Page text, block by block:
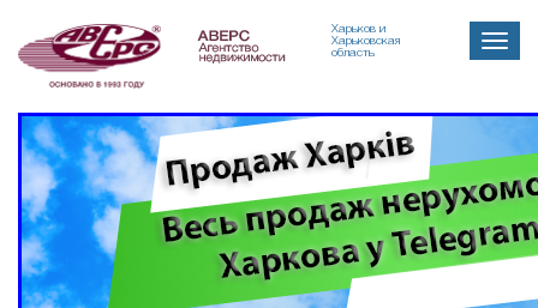
Харьков и
Харьковская
область
Toggle